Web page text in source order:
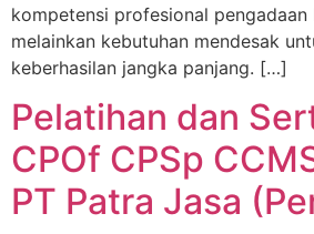
kompetensi profesional pengadaan
melainkan kebutuhan mendesak
keberhasilan jangka panjang. […]
Pelatihan dan
CPOf CPSp
PT Patra Jasa